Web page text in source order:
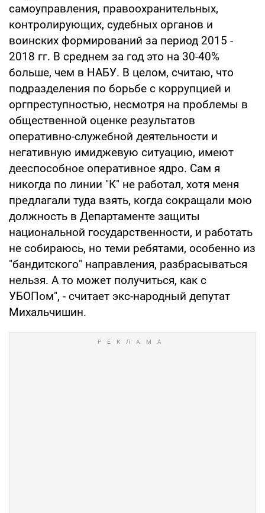
самоуправления, правоохранительных,
контролирующих, судебных органов и
воинских формирований за период 2015 -
2018 гг. В среднем за год это на 30-40%
больше, чем в НАБУ. В целом, считаю, что
подразделения по борьбе с коррупцией и
оргпреступностью, несмотря на проблемы в
общественной оценке результатов
оперативно-служебной деятельности и
негативную имиджевую ситуацию, имеют
дееспособное оперативное ядро. Сам я
никогда по линии "К" не работал, хотя меня
предлагали туда взять, когда сокращали мою
должность в Департаменте защиты
национальной государственности, и работать
не собираюсь, но теми ребятами, особенно из
"бандитского" направления, разбрасываться
нельзя. А то может получиться, как с
УБОПом", - считает экс-народный депутат
Михальчишин.